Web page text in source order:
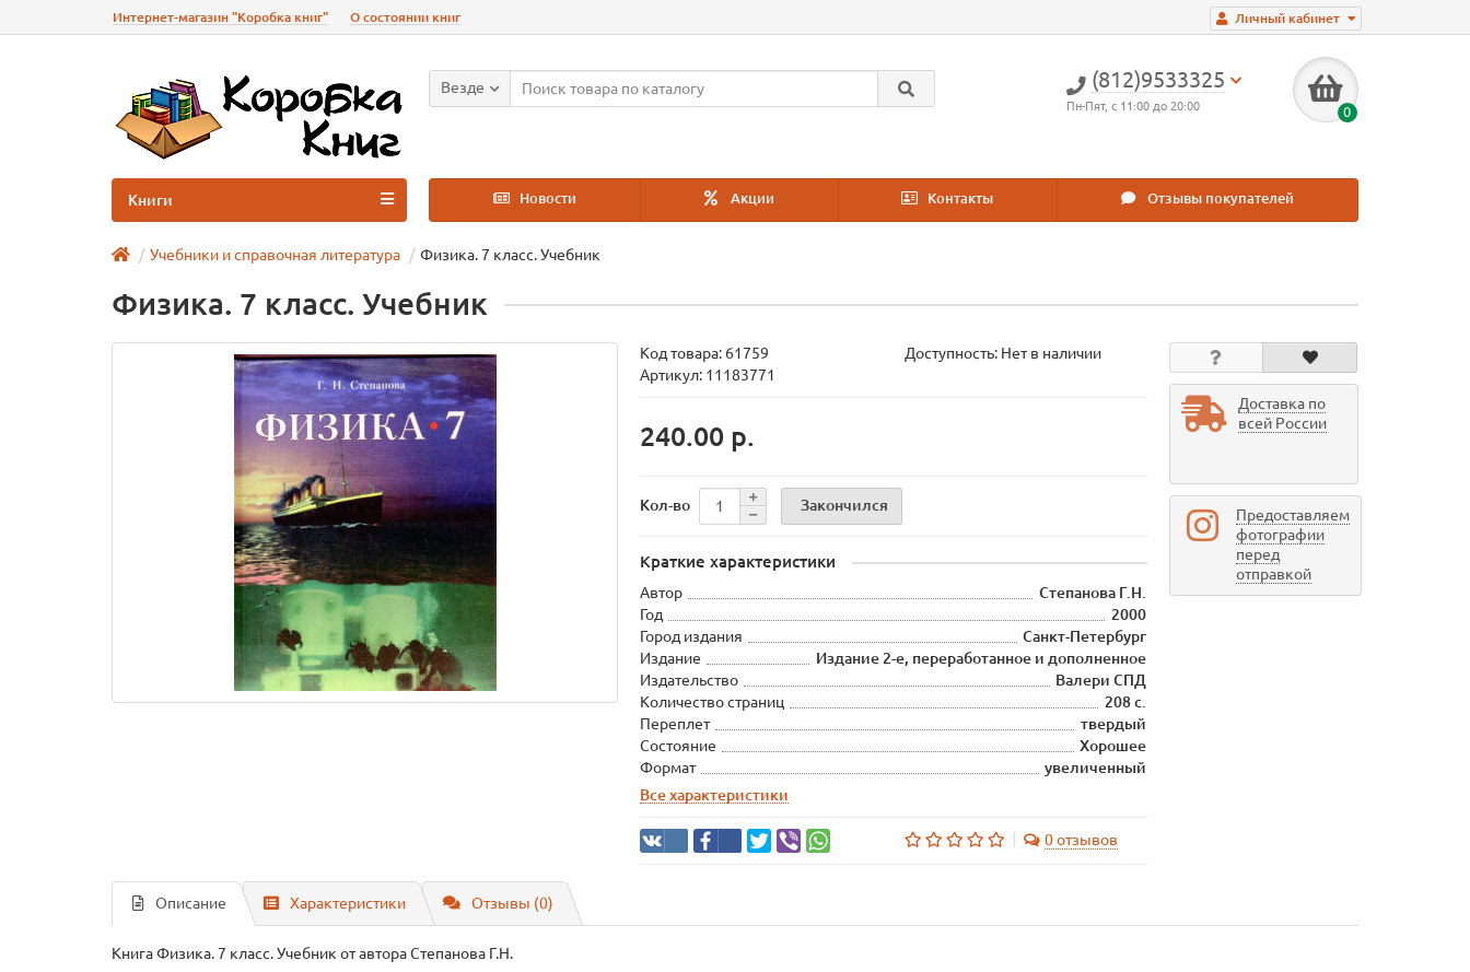
Личный кабинет
Интернет-магазин "Коробка книг" О состоянии книг
(812)9533325
Пн-Пят, с 11:00 до 20:00 0
Везде
Новости Акции Контакты Отзывы покупателей
Книги
Учебники и справочная литература Физика. 7 класс. Учебник
Физика. 7 класс. Учебник
Код товара: 61759
Доступность: Нет в наличии
Артикул: 11183771
240.00 р.
Кол-во Закончился
Краткие характеристики
Автор
Степанова Г.Н.
Год
2000
Город издания
Санкт-Петербург
Издание
Издание 2-е, переработанное и дополненное
Издательство
Валери СПД
Количество страниц
208 с.
Переплет
твердый
Состояние
Хорошее
Формат
увеличенный
Все характеристики
0 отзывов
Доставка по
всей России
Предоставляем
фотографии
перед
отправкой
Описание Характеристики Отзывы (0)
Книга Физика. 7 класс. Учебник от автора Степанова Г.Н.